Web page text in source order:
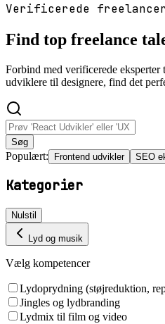
Verificerede
Find top freelance
Forbind med verificerede
udviklere til designere, find det
Søg
Populært: Frontend udvikler SEO
Kategorier
Nulstil
Lyd og musik
Vælg kompetencer
Lydoprydning (støjreduktion,
Jingles og lydbranding
Lydmix til film og video